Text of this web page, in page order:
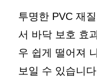
투명한 PVC 재
서 바닥 보호 효
우 쉽게 떨어져
보일 수 있습니